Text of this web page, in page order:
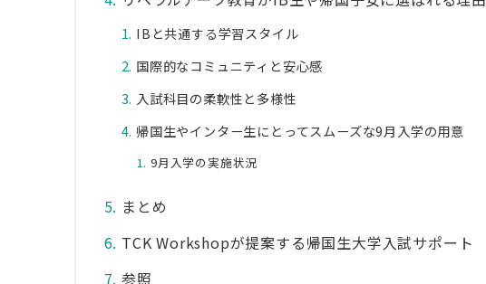
IBと共通する学習スタイル
国際的なコミュニティと安心感
入試科目の柔軟性と多様性
帰国生やインター生にとってスムーズな9月入学の用意
9月入学の実施状況
まとめ
TCK Workshopが提案する帰国生大学入試サポート
参照